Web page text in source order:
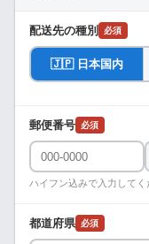
配送先の種別 必須
🇯🇵 日本国内
郵便番号 必須
ハイフン込みで入力してく
都道府県 必須